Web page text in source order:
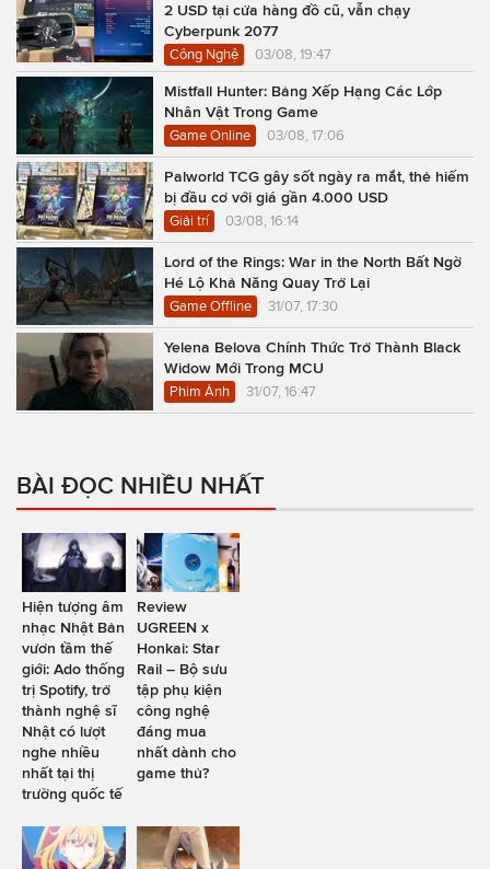
2 USD tại cửa hàng đồ cũ, vẫn chạy
Cyberpunk 2077
Công Nghệ 03/08, 19:47
Mistfall Hunter: Bảng Xếp Hạng Các Lớp
Nhân Vật Trong Game
Game Online 03/08, 17:06
Palworld TCG gây sốt ngày ra mắt, thẻ hiếm
bị đầu cơ với giá gần 4.000 USD
Giải trí 03/08, 16:14
Lord of the Rings: War in the North Bất Ngờ
Hé Lộ Khả Năng Quay Trở Lại
Game Offline 31/07, 17:30
Yelena Belova Chính Thức Trở Thành Black
Widow Mới Trong MCU
Phim Ảnh 31/07, 16:47
BÀI ĐỌC NHIỀU NHẤT
Hiện tượng âm
nhạc Nhật Bản
vươn tầm thế
giới: Ado thống
trị Spotify, trở
thành nghệ sĩ
Nhật có lượt
nghe nhiều
nhất tại thị
trường quốc tế
Review
UGREEN x
Honkai: Star
Rail – Bộ sưu
tập phụ kiện
công nghệ
đáng mua
nhất dành cho
game thủ?